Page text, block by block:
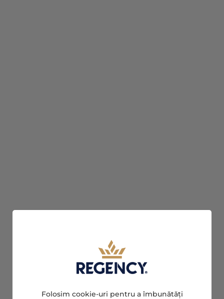
Folosim cookie-uri pentru a îmbunătăți